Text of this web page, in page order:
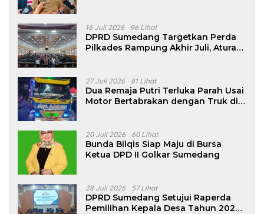
16 Juli 2026 96 Lihat
DPRD Sumedang Targetkan Perda
Pilkades Rampung Akhir Juli, Aturan
27 Juli 2026 81 Lihat
Dua Remaja Putri Terluka Parah Usai
Motor Bertabrakan dengan Truk di
20 Juli 2026 60 Lihat
Bunda Bilqis Siap Maju di Bursa
Ketua DPD II Golkar Sumedang
28 Juli 2026 57 Lihat
DPRD Sumedang Setujui Raperda
Pemilihan Kepala Desa Tahun 2026